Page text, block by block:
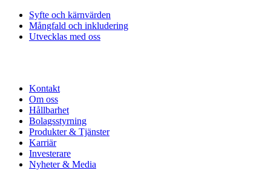
Syfte och kärnvärden
Mångfald och inkludering
Utvecklas med oss
Kontakt
Om oss
Hållbarhet
Bolagsstyrning
Produkter & Tjänster
Karriär
Investerare
Nyheter & Media